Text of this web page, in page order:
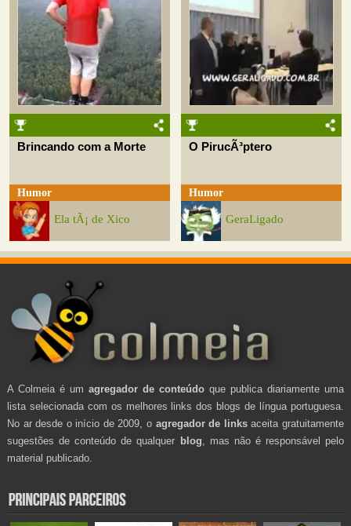
Brincando com a Morte
Humor
Ela tÃ¡ de Xico
O PirucÃ³ptero
Humor
GeraLigado
A Colmeia é um agregador de conteúdo que publica diariamente uma
lista selecionada com os melhores links dos blogs de língua portuguesa.
No ar desde o início de 2009, o agregador de linksaceita gratuitamente
sugestões de conteúdo de qualquer blog , mas não é responsável pelo
material publicado.